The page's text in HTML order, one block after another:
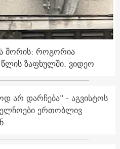
შორის: როგორია
ზაფხულში. ვიდეო
არ დარჩება" - აგვისტოს
ერთობლივ